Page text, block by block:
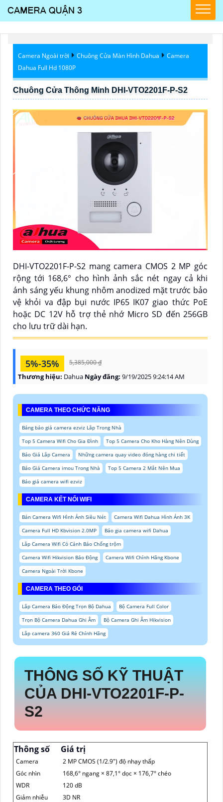
Camera Ngoài trời Chuông Cửa Màn Hình Dahua
Camera
Dahua Full Hd 1080P
Chuông Cửa Thông Minh DHI-VTO2201F-P-S2
DHI-VTO2201F-P-S2 mang camera CMOS 2 MP góc
rộng tới 168,6° cho hình ảnh sắc nét ngay cả khi
ánh sáng yếu khung nhôm anodized mặt trước bảo
vệ khỏi va đập bụi nước IP65 IK07 giao thức PoE
hoặc DC 12V hỗ trợ thẻ nhớ Micro SD đến 256GB
cho lưu trữ dài hạn.
5%-35% 5,385,000 ₫
Thương hiệu: Dahua Ngày đăng: 9/19/2025 9:24:14 AM
CAMERA THEO CHỨC NĂNG
Bảng báo giá camera ezviz Lắp Trong Nhà
Top 5 Camera Wifi Cho Gia Đình
Top 5 Camera Cho Kho Hàng Nên Dùng
Báo Giá Lắp Camera
Những camera quay video đóng hàng chi tiết
Báo Giá Camera imou Trong Nhà
Top 5 Camera 2 Mắt Nên Mua
Báo giá camera wifi ezviz
CAMERA KẾT NỐI WIFI
Bán Camera Wifi Hình Ảnh Siêu Nét
Camera Wifi Dahua Hình Ảnh 3K
Camera Full HD Kbvision 2.0MP
Báo gia camera wifi Dahua
Lắp Camera Wifi Có Cảnh Báo Chống trộm
Camera Wifi Hikvision Báo Động
Camera Wifi Chính Hãng Kbone
Camera Ngoài Trời Kbone
CAMERA THEO GÓI
Lắp Camera Báo Động Trọn Bộ Dahua
Bộ Camera Full Color
Trọn Bộ Camera Dahua Ghi Âm
Bộ Camera Ghi Âm Hikvision
Lắp camera 360 Giá Rẻ Chính Hãng
THÔNG SỐ KỸ THUẬT
CỦA DHI-VTO2201F-P-
S2
Thông số Giá trị
Camera
2 MP CMOS (1/2.9″) độ nhạy thấp
Góc nhìn
168,6° ngang × 87,1° dọc × 176,7° chéo
WDR
120 dB
Giảm nhiễu
3D NR